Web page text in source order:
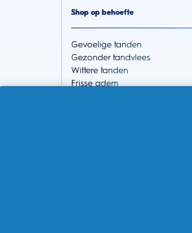
Shop op behoefte
Gevoelige tanden
Gezonder tandvlees
Wittere tanden
Frisse adem